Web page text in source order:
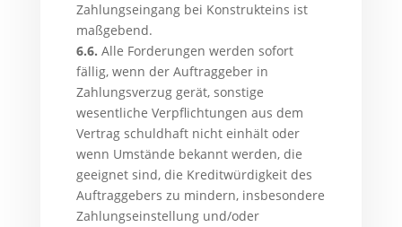
Zahlungseingang bei Konstrukteins ist
maßgebend.
6.6. Alle Forderungen werden sofort
fällig, wenn der Auftraggeber in
Zahlungsverzug gerät, sonstige
wesentliche Verpflichtungen aus dem
Vertrag schuldhaft nicht einhält oder
wenn Umstände bekannt werden, die
geeignet sind, die Kreditwürdigkeit des
Auftraggebers zu mindern, insbesondere
Zahlungseinstellung und/oder